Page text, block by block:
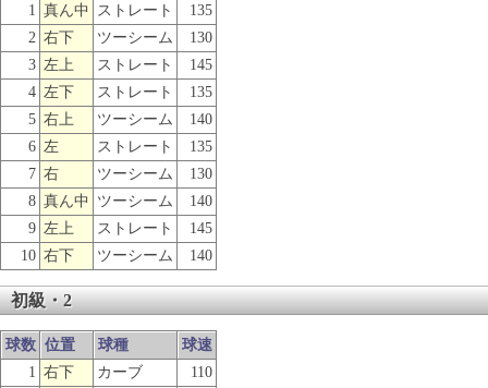
1
真ん中 ストレート
135
2 右下 ツーシーム
130
3 左上 ストレート
145
4 左下 ストレート
135
5 右上 ツーシーム
140
6 左 ストレート
135
7 右 ツーシーム
130
8 真ん中 ツーシーム
140
9 左上 ストレート
145
10 右下 ツーシーム 140
初級・2
球数 位置 球種
球速
1
右下 カーブ
110